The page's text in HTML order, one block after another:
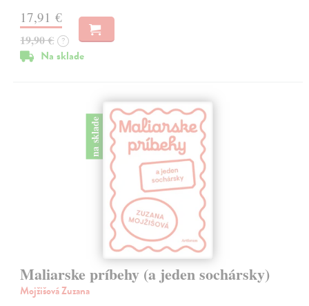
17,91 €
19,90 € ?
Na sklade
na sklade
Maliarske príbehy (a jeden sochársky)
Mojžišová Zuzana